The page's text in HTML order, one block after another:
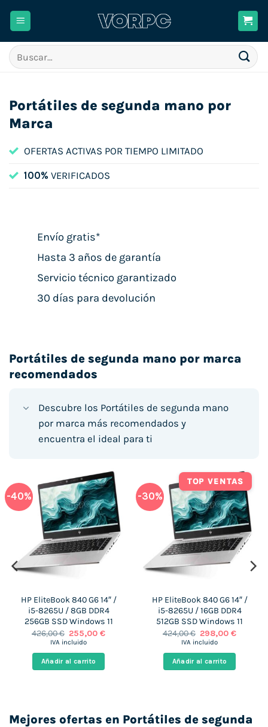
Buscar
por:
Portátiles de segunda mano por
Marca
OFERTAS ACTIVAS POR TIEMPO LIMITADO
100% VERIFICADOS
Envío gratis*
Hasta 3 años de garantía
Servicio técnico garantizado
30 días para devolución
Portátiles de segunda mano por marca
recomendados
Descubre los Portátiles de segunda mano
por marca más recomendados y
encuentra el ideal para ti
-40%
HP EliteBook 840 G6 14″ /
i5-8265U / 8GB DDR4
256GB SSD Windows 11
426,00€ El
precio
era:
426,00 €.
255,00€El
IVA incluido
Añadir al carrito
-30%
TOP VENTAS
HP EliteBook 840 G6 14″ /
i5-8265U / 16GB DDR4
512GB SSD Windows 11
424,00€ El
precio
era:
424,00 €.
298,00€El
IVA incluido
Añadir al carrito
Mejores ofertas en Portátiles de segunda